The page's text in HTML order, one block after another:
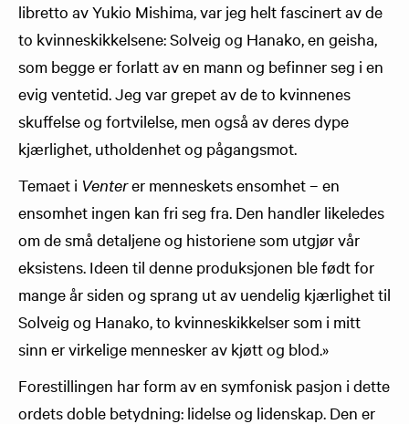
libretto av Yukio Mishima, var jeg helt fascinert av de
to kvinneskikkelsene: Solveig og Hanako, en geisha,
som begge er forlatt av en mann og befinner seg i en
evig ventetid. Jeg var grepet av de to kvinnenes
skuffelse og fortvilelse, men også av deres dype
kjærlighet, utholdenhet og pågangsmot.
Temaet i Venterer menneskets ensomhet – en
ensomhet ingen kan fri seg fra. Den handler likeledes
om de små detaljene og historiene som utgjør vår
eksistens. Ideen til denne produksjonen ble født for
mange år siden og sprang ut av uendelig kjærlighet til
Solveig og Hanako, to kvinneskikkelser som i mitt
sinn er virkelige mennesker av kjøtt og blod.»
Forestillingen har form av en symfonisk pasjon i dette
ordets doble betydning: lidelse og lidenskap. Den er